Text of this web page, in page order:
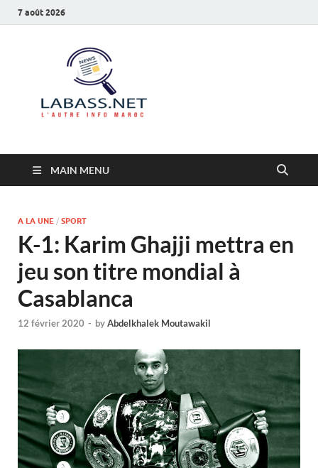
7 août 2026
MAIN MENU
A LA UNE / SPORT
K-1: Karim Ghajji mettra en
jeu son titre mondial à
Casablanca
12 février 2020 - byAbdelkhalek Moutawakil